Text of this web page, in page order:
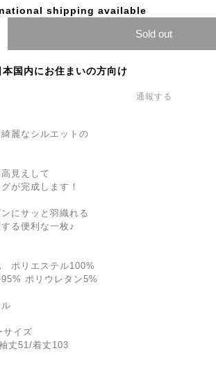
shipping available
Sold out
本国内にお住まいの方向け
通報する
麗なシルエットの
見えして
が完成します！
にサッと羽織れる
る便利な一枚♪
ポリエステル100%
ポリウレタン5%
サイズ
丈51/着丈103